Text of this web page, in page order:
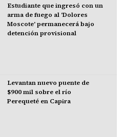
Estudiante que ingresó con un
arma de fuego al 'Dolores
Moscote' permanecerá bajo
detención provisional
Levantan nuevo puente de
$900 mil sobre el río
Perequeté en Capira